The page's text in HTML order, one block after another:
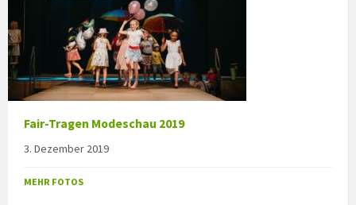
Fair-Tragen Modeschau 2019
3. Dezember 2019
MEHR FOTOS